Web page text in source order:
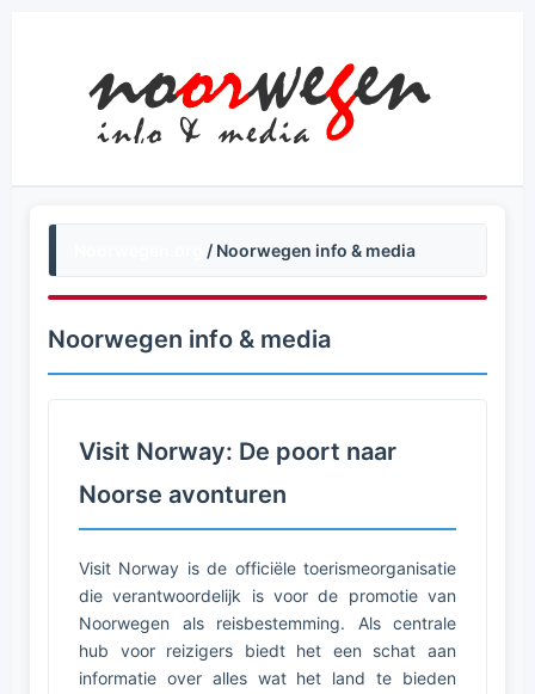
/ Noorwegen info & media
Noorwegen info & media
Visit Norway: De poort naar
Noorse avonturen
Visit Norway is de officiële toerismeorganisatie
die verantwoordelijk is voor de promotie van
Noorwegen als reisbestemming. Als centrale
hub voor reizigers biedt het een schat aan
informatie over alles wat het land te bieden